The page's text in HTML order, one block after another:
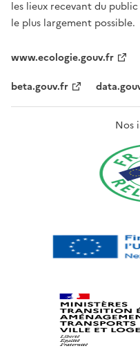
les lieux recevant du
le plus largement possible.
www.ecologie.gouv.fr
beta.gouv.fr
Nos